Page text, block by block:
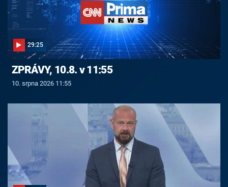
29:25
ZPRÁVY, 10.8. v 11:55
10. srpna 2026 11:55